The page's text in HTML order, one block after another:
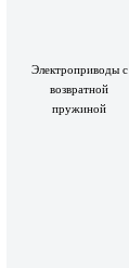
Электроприводы с
возвратной
пружиной